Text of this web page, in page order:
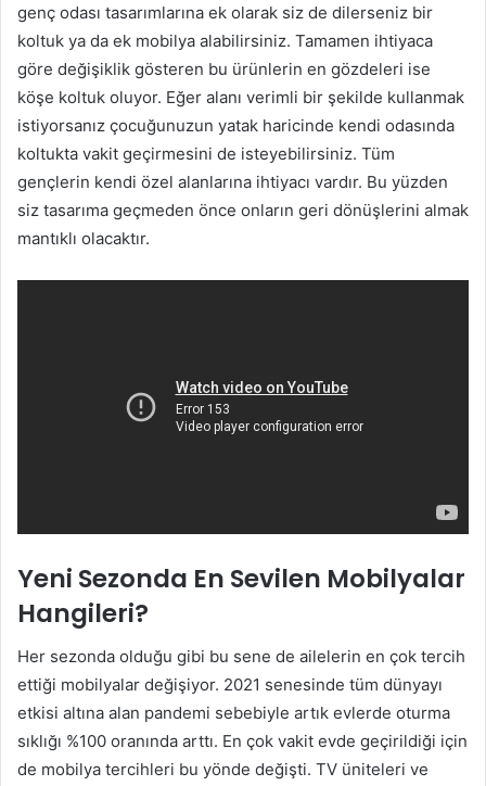
genç odası tasarımlarına ek olarak siz de dilerseniz bir
koltuk ya da ek mobilya alabilirsiniz. Tamamen ihtiyaca
göre değişiklik gösteren bu ürünlerin en gözdeleri ise
köşe koltuk oluyor. Eğer alanı verimli bir şekilde kullanmak
istiyorsanız çocuğunuzun yatak haricinde kendi odasında
koltukta vakit geçirmesini de isteyebilirsiniz. Tüm
gençlerin kendi özel alanlarına ihtiyacı vardır. Bu yüzden
siz tasarıma geçmeden önce onların geri dönüşlerini almak
mantıklı olacaktır.
Yeni Sezonda En Sevilen Mobilyalar
Hangileri?
Her sezonda olduğu gibi bu sene de ailelerin en çok tercih
ettiği mobilyalar değişiyor. 2021 senesinde tüm dünyayı
etkisi altına alan pandemi sebebiyle artık evlerde oturma
sıklığı %100 oranında arttı. En çok vakit evde geçirildiği için
de mobilya tercihleri bu yönde değişti. TV üniteleri ve